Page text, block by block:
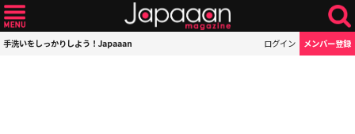
手洗いをしっかりしよう！Japaaan ログイン メンバー登録